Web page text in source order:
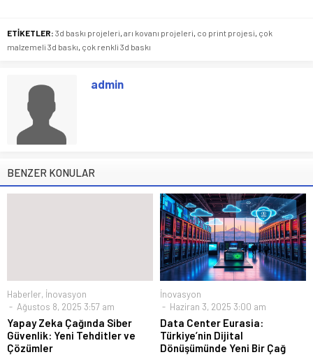
ETİKETLER: 3d baskı projeleri arı kovanı projeleri co print projesi çok
malzemeli 3d baskı çok renkli 3d baskı
admin
BENZER KONULAR
Haberler, İnovasyon
Ağustos 8, 2025 3:57 am
Yapay Zeka Çağında Siber
Güvenlik: Yeni Tehditler ve
Çözümler
İnovasyon
Haziran 3, 2025 3:00 am
Data Center Eurasia:
Türkiye’nin Dijital
Dönüşümünde Yeni Bir Çağ